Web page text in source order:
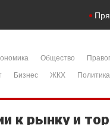
Общество
Бизнес ЖКХ Политика
к рынку и